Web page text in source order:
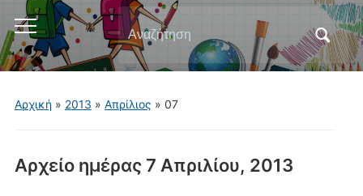
Εναλλαγή
του
μενού
για
Αναζήτηση
για:
Αρχική» 2013 » Απρίλιος » 07
Αρχείο ημέρας 7 Απριλίου, 2013